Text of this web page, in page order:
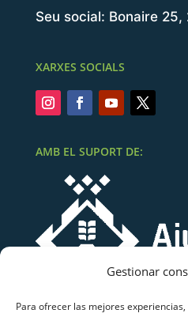
Gestionar
Para ofrecer las mejores
Seu social: Bonaire
XARXES SOCIALS
AMB EL SUPORT DE: